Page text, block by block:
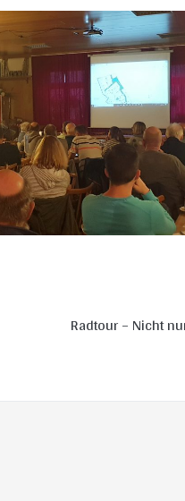
Radtour – Nicht